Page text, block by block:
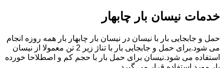
خدمات نیسان بار چابهار
حمل و جابجایی بار با نیسان در نیسان بار چابهار بار همه روزه انجام
می شود.برای حمل و جابجایی بار با تناژ زیر 2 تن معمولا از نیسان
استفاده می شود.نیسان برای حمل بار با حجم کم و اصطلاحا خورده